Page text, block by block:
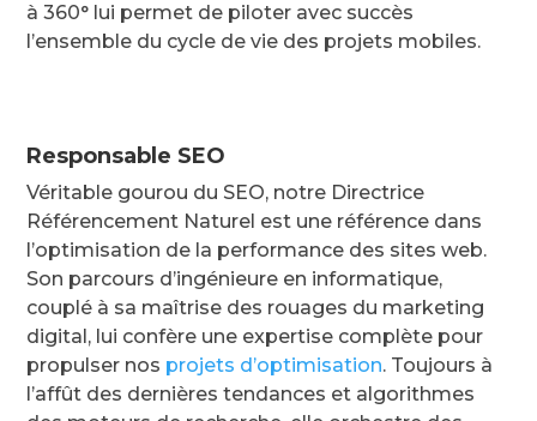
à 360° lui permet de piloter avec succès
l’ensemble du cycle de vie des projets mobiles.
Responsable SEO
Véritable gourou du SEO, notre Directrice
Référencement Naturel est une référence dans
l’optimisation de la performance des sites web.
Son parcours d’ingénieure en informatique,
couplé à sa maîtrise des rouages du marketing
digital, lui confère une expertise complète pour
propulser nos projets d’optimisation. Toujours à
l’affût des dernières tendances et algorithmes